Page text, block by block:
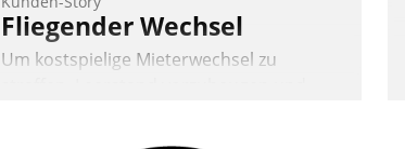
Fliegender Wechsel
Um kostspielige Mieterwechsel zu